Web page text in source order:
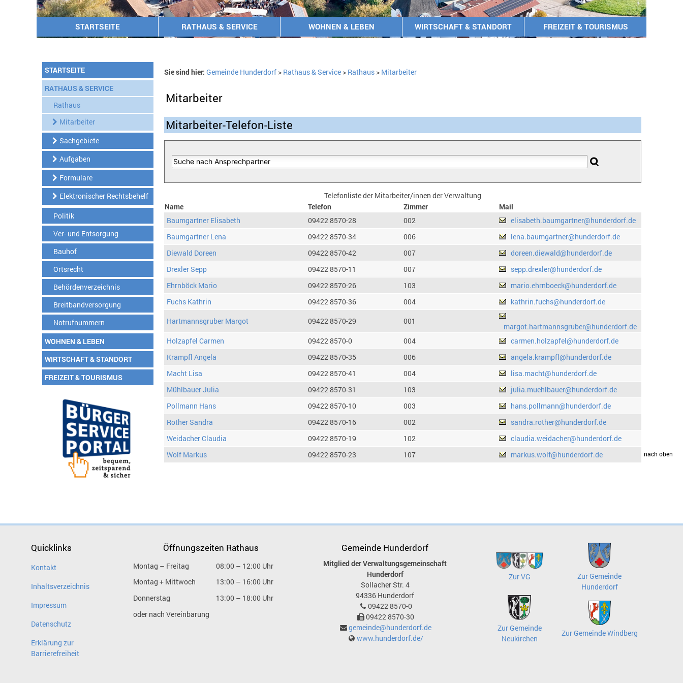
STARTSEITE RATHAUS & SERVICE WOHNEN & LEBEN WIRTSCHAFT & STANDORT FREIZEIT & TOURISMUS
STARTSEITE
RATHAUS & SERVICE
Rathaus
Mitarbeiter
Sachgebiete
Aufgaben
Formulare
Elektronischer Rechtsbehelf
Politik
Ver- und Entsorgung
Bauhof
Ortsrecht
Behördenverzeichnis
Breitbandversorgung
Notrufnummern
WOHNEN & LEBEN
WIRTSCHAFT & STANDORT
FREIZEIT & TOURISMUS
Sie sind hier: Gemeinde Hunderdorf> Rathaus & Service> Rathaus> Mitarbeiter
Mitarbeiter
Mitarbeiter-Telefon-Liste
Telefonliste der Mitarbeiter/innen der Verwaltung
Name
Telefon Zimmer
Mail
Baumgartner Elisabeth
09422 8570-28 002
elisabeth.baumgartner@hunderdorf.de
Baumgartner Lena
09422 8570-34 006
lena.baumgartner@hunderdorf.de
Diewald Doreen
09422 8570-42 007
doreen.diewald@hunderdorf.de
Drexler Sepp
09422 8570-11 007
sepp.drexler@hunderdorf.de
Ehrnböck Mario
09422 8570-26 103
mario.ehrnboeck@hunderdorf.de
Fuchs Kathrin
09422 8570-36 004
kathrin.fuchs@hunderdorf.de
Hartmannsgruber Margot
09422 8570-29 001
margot.hartmannsgruber@hunderdorf.de
Holzapfel Carmen
09422 8570-0 004
carmen.holzapfel@hunderdorf.de
Krampfl Angela
09422 8570-35 006
angela.krampfl@hunderdorf.de
Macht Lisa
09422 8570-41 004
lisa.macht@hunderdorf.de
Mühlbauer Julia
09422 8570-31 103
julia.muehlbauer@hunderdorf.de
Pollmann Hans
09422 8570-10 003
hans.pollmann@hunderdorf.de
Rother Sandra
09422 8570-16 002
sandra.rother@hunderdorf.de
Weidacher Claudia
09422 8570-19 102
claudia.weidacher@hunderdorf.de
Wolf Markus
09422 8570-23 107 markus.wolf@hunderdorf.dedrucken nach oben
Quicklinks
Kontakt
Inhaltsverzeichnis
Impressum
Datenschutz
Erklärung zur
Barrierefreiheit
Öffnungszeiten Rathaus
Montag – Freitag
08:00 – 12:00 Uhr
Montag + Mittwoch
13:00 – 16:00 Uhr
Donnerstag
13:00 – 18:00 Uhr
oder nach Vereinbarung
Gemeinde Hunderdorf
Mitglied der Verwaltungsgemeinschaft
Hunderdorf
Sollacher Str. 4
94336 Hunderdorf
09422 8570-0
09422 8570-30
gemeinde@hunderdorf.de
www.hunderdorf.de/
Zur VG
Zur Gemeinde
Hunderdorf
Zur Gemeinde
Neukirchen
Zur Gemeinde Windberg